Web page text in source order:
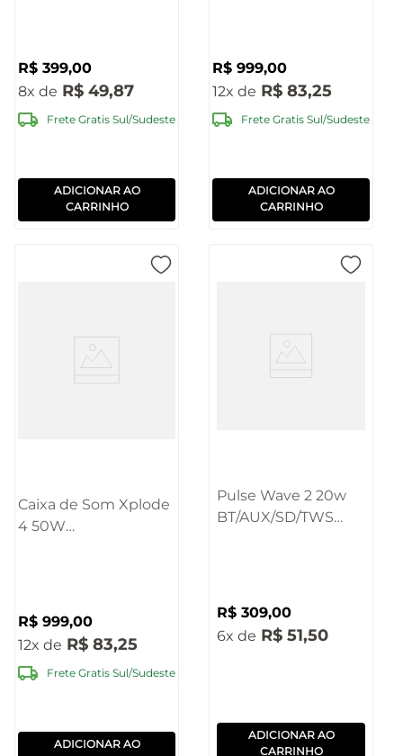
R$ 399,00
8
R$ 49,87
Frete Gratis Sul/Sudeste
ADICIONAR AO
CARRINHO
R$ 999,00
12
R$ 83,25
Frete Gratis Sul/Sudeste
ADICIONAR AO
CARRINHO
Caixa de Som Xplode
4 50W
R$ 999,00
12
R$ 83,25
Frete Gratis Sul/Sudeste
ADICIONAR AO
Pulse Wave 2 20w
BT/AUX/SD/TWS
R$ 309,00
6
R$ 51,50
ADICIONAR AO
CARRINHO